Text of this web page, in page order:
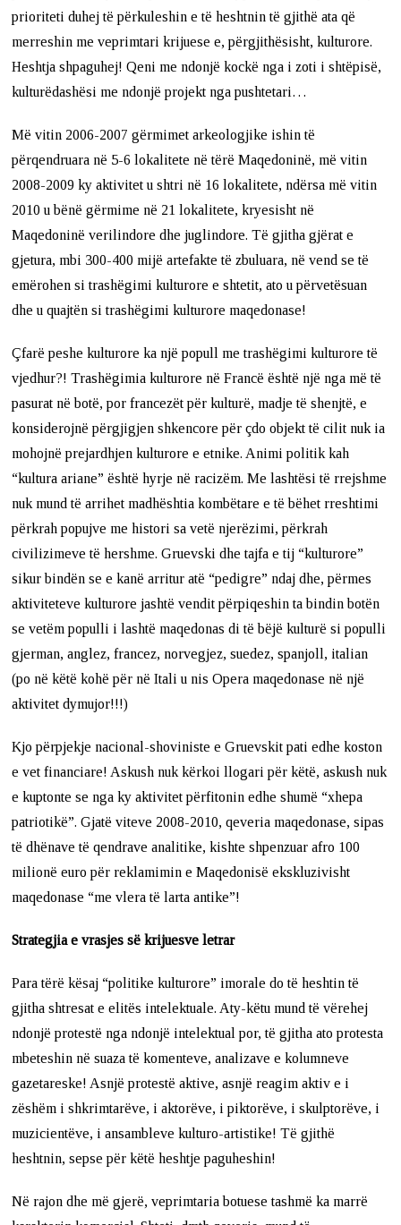
prioriteti duhej të përkuleshin e të heshtnin të gjithë ata që
merreshin me veprimtari krijuese e, përgjithësisht, kulturore.
Heshtja shpaguhej! Qeni me ndonjë kockë nga i zoti i shtëpisë,
kulturëdashësi me ndonjë projekt nga pushtetari…
Më vitin 2006-2007 gërmimet arkeologjike ishin të
përqendruara në 5-6 lokalitete në tërë Maqedoninë, më vitin
2008-2009 ky aktivitet u shtri në 16 lokalitete, ndërsa më vitin
2010 u bënë gërmime në 21 lokalitete, kryesisht në
Maqedoninë verilindore dhe juglindore. Të gjitha gjërat e
gjetura, mbi 300-400 mijë artefakte të zbuluara, në vend se të
emërohen si trashëgimi kulturore e shtetit, ato u përvetësuan
dhe u quajtën si trashëgimi kulturore maqedonase!
Çfarë peshe kulturore ka një popull me trashëgimi kulturore të
vjedhur?! Trashëgimia kulturore në Francë është një nga më të
pasurat në botë, por francezët për kulturë, madje të shenjtë, e
konsiderojnë përgjigjen shkencore për çdo objekt të cilit nuk ia
mohojnë prejardhjen kulturore e etnike. Animi politik kah
“kultura ariane” është hyrje në racizëm. Me lashtësi të rrejshme
nuk mund të arrihet madhështia kombëtare e të bëhet rreshtimi
përkrah popujve me histori sa vetë njerëzimi, përkrah
civilizimeve të hershme. Gruevski dhe tajfa e tij “kulturore”
sikur bindën se e kanë arritur atë “pedigre” ndaj dhe, përmes
aktiviteteve kulturore jashtë vendit përpiqeshin ta bindin botën
se vetëm populli i lashtë maqedonas di të bëjë kulturë si populli
gjerman, anglez, francez, norvegjez, suedez, spanjoll, italian
(po në këtë kohë për në Itali u nis Opera maqedonase në një
aktivitet dymujor!!!)
Kjo përpjekje nacional-shoviniste e Gruevskit pati edhe koston
e vet financiare! Askush nuk kërkoi llogari për këtë, askush nuk
e kuptonte se nga ky aktivitet përfitonin edhe shumë “xhepa
patriotikë”. Gjatë viteve 2008-2010, qeveria maqedonase, sipas
të dhënave të qendrave analitike, kishte shpenzuar afro 100
milionë euro për reklamimin e Maqedonisë ekskluzivisht
maqedonase “me vlera të larta antike”!
Strategjia e vrasjes së krijuesve letrar
Para tërë kësaj “politike kulturore” imorale do të heshtin të
gjitha shtresat e elitës intelektuale. Aty-këtu mund të vërehej
ndonjë protestë nga ndonjë intelektual por, të gjitha ato protesta
mbeteshin në suaza të komenteve, analizave e kolumneve
gazetareske! Asnjë protestë aktive, asnjë reagim aktiv e i
zëshëm i shkrimtarëve, i aktorëve, i piktorëve, i skulptorëve, i
muzicientëve, i ansambleve kulturo-artistike! Të gjithë
heshtnin, sepse për këtë heshtje paguheshin!
Në rajon dhe më gjerë, veprimtaria botuese tashmë ka marrë